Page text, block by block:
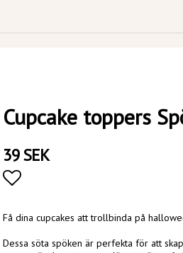
Cupcake toppers
39 SEK
Få dina cupcakes att trollbinda på
Dessa söta spöken är perfekta för att